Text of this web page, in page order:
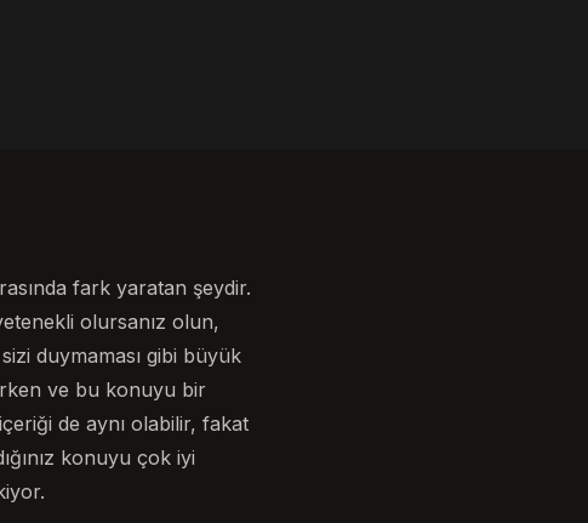
fark yaratan şeydir.
olursanız olun,
duymaması gibi büyük
ve bu konuyu bir
de aynı olabilir, fakat
konuyu çok iyi